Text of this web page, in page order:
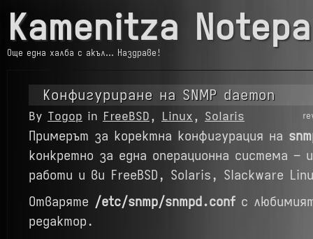
Kamenitza
Още една халба с акъл… Наздраве!
Конфигуриране на SNMP daemon
By Тодор in FreeBSD, Linux, Solaris
Примерът за коректна конфигурация на
конкретно за една операционна система –
работи и ви FreeBSD, Solaris, Slackware
Отваряте /etc/snmp/snmpd.conf с
редактор.